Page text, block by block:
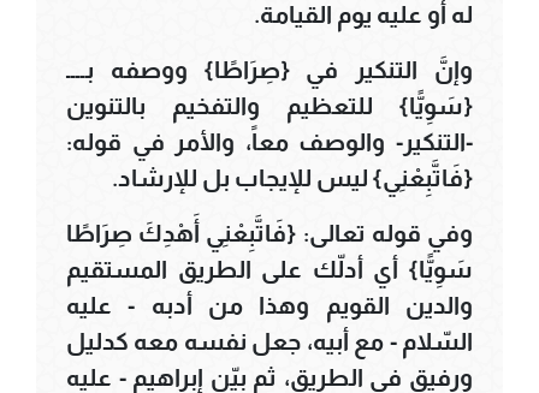
له أو عليه يوم القيامة.
وإنَّ التنكير في {صِرَاطًا} ووصفه بــــ
{سَوِيًّا} للتعظيم والتفخيم بالتنوين
-التنكير- والوصف معاً، والأمر في قوله:
{فَاتَّبِعْنِي} ليس للإيجاب بل للإرشاد.
وفي قوله تعالى: {فَاتَّبِعْنِي أَهْدِكَ صِرَاطًا
سَوِيًّا} أي أدلّك على الطريق المستقيم
والدين القويم وهذا من أدبه - عليه
السّلام - مع أبيه، جعل نفسه معه كدليل
ورفيق في الطريق، ثم بيّن إبراهيم - عليه